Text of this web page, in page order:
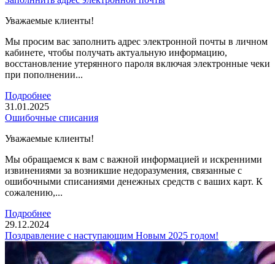
Уважаемые клиенты!
Мы просим вас заполнить адрес электронной почты в личном
кабинете, чтобы получать актуальную информацию,
восстановление утерянного пароля включая электронные чеки
при пополнении...
Подробнее
31.01.2025
Ошибочные списания
Уважаемые клиенты!
Мы обращаемся к вам с важной информацией и искренними
извинениями за возникшие недоразумения, связанные с
ошибочными списаниями денежных средств с ваших карт. К
сожалению,...
Подробнее
29.12.2024
Поздравление с наступающим Новым 2025 годом!